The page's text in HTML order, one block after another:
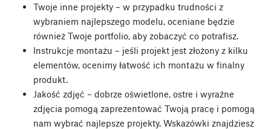
Twoje inne projekty – w przypadku trudności z
wybraniem najlepszego modelu, oceniane będzie
również Twoje portfolio, aby zobaczyć co potrafisz.
Instrukcje montażu – jeśli projekt jest złożony z kilku
elementów, ocenimy łatwość ich montażu w finalny
produkt.
Jakość zdjęć – dobrze oświetlone, ostre i wyraźne
zdjęcia pomogą zaprezentować Twoją pracę i pomogą
nam wybrać najlepsze projekty. Wskazówki znajdziesz